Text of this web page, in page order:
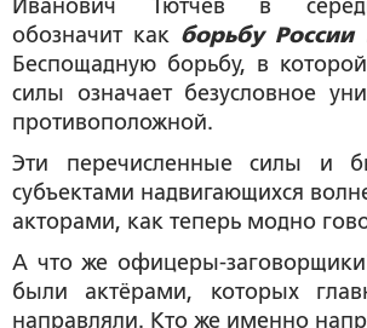
Иванович Тютчев в
обозначит как борьбу
Беспощадную борьбу, в
силы означает безусловное
противоположной.
Эти перечисленные силы и
субъектами надвигающихся
акторами, как теперь модно
А что же офицеры-
были актёрами, которых
направляли. Кто же именно